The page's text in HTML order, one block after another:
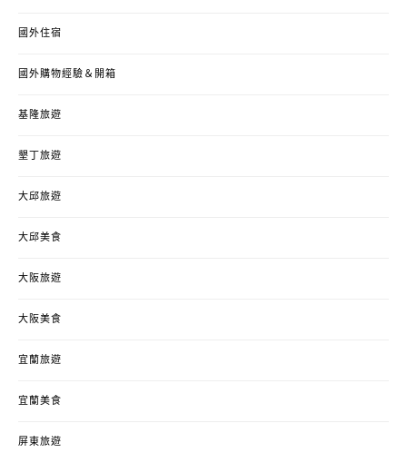
國外住宿
國外購物經驗＆開箱
基隆旅遊
墾丁旅遊
大邱旅遊
大邱美食
大阪旅遊
大阪美食
宜蘭旅遊
宜蘭美食
屏東旅遊